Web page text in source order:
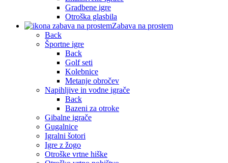
Gradbene igre
Otroška glasbila
Zabava na prostem
Back
Športne igre
Back
Golf seti
Kolebnice
Metanje obročev
Napihljive in vodne igrače
Back
Bazeni za otroke
Gibalne igrače
Gugalnice
Igralni šotori
Igre z žogo
Otroške vrtne hiške